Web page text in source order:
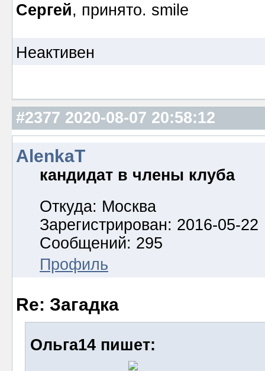
Сергей, принято.
Неактивен
#2377 2020-08-07 20:58:12
AlenkaT
кандидат в члены клуба
Откуда: Москва
Зарегистрирован: 2016-05-22
Сообщений: 295
Профиль
Re: Загадка
Ольга14 пишет: